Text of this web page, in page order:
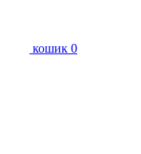
кошик 0